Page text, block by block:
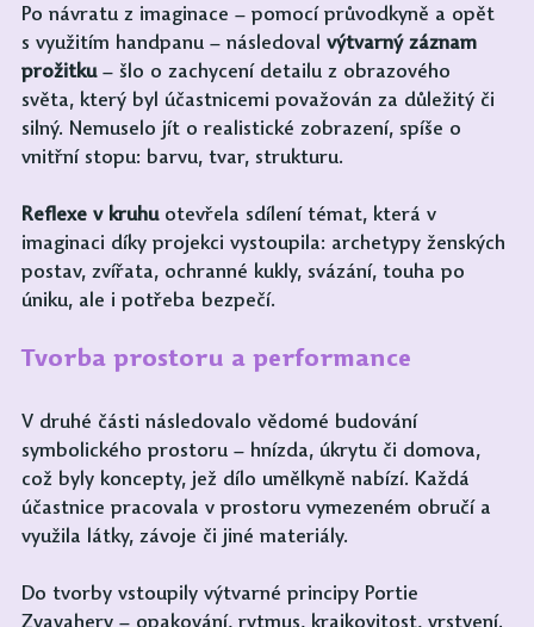
Po návratu z imaginace – pomocí průvodkyně a opět
s využitím handpanu – následoval výtvarný záznam
prožitku – šlo o zachycení detailu z obrazového
světa, který byl účastnicemi považován za důležitý či
silný. Nemuselo jít o realistické zobrazení, spíše o
vnitřní stopu: barvu, tvar, strukturu.
Reflexe v kruhu otevřela sdílení témat, která v
imaginaci díky projekci vystoupila: archetypy ženských
postav, zvířata, ochranné kukly, svázání, touha po
úniku, ale i potřeba bezpečí.
Tvorba prostoru a performance
V druhé části následovalo vědomé budování
symbolického prostoru – hnízda, úkrytu či domova,
což byly koncepty, jež dílo umělkyně nabízí. Každá
účastnice pracovala v prostoru vymezeném obručí a
využila látky, závoje či jiné materiály.
Do tvorby vstoupily výtvarné principy Portie
Zvavahery – opakování, rytmus, krajkovitost, vrstvení.